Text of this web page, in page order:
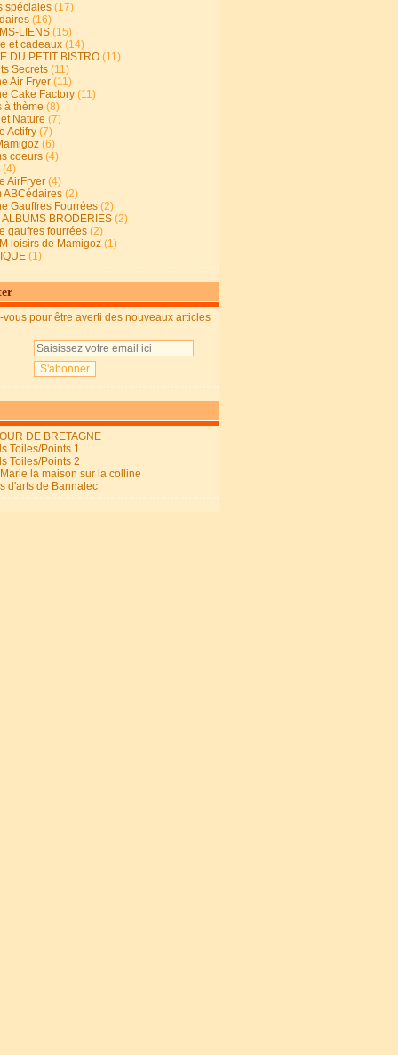
spéciales (17)
(16)
LIENS (15)
et cadeaux (14)
DU PETIT BISTRO (11)
Secrets (11)
Air Fryer (11)
Cake Factory (11)
à thème (8)
Nature (7)
Actifry (7)
(6)
coeurs (4)
(4)
AirFryer (4)
ABCédaires (2)
Gauffres Fourrées (2)
ALBUMS BRODERIES (2)
gaufres fourrées (2)
loisirs de Mamigoz (1)
(1)
vous pour être averti des nouveaux articles
DE BRETAGNE
Toiles/Points 1
Toiles/Points 2
la maison sur la colline
d'arts de Bannalec